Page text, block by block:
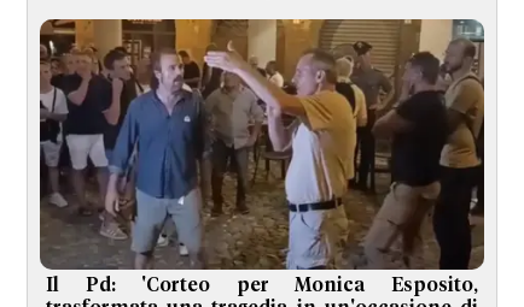
Il Pd: 'Corteo per Monica Esposito,